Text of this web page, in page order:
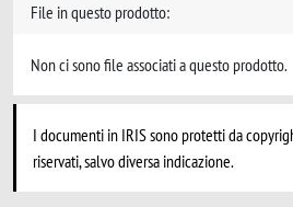
File in questo prodotto:
Non ci sono file associati a questo prodotto.
I documenti in IRIS sono protetti da
riservati, salvo diversa indicazione.